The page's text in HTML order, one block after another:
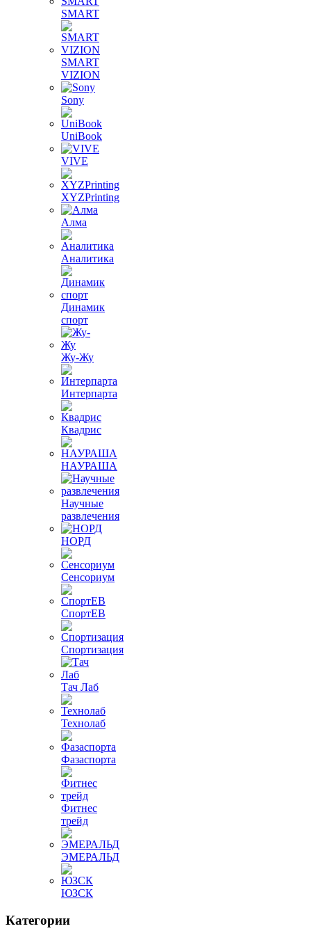
SMART
SMART
VIZION
Sony
UniBook
VIVE
XYZPrinting
Алма
Аналитика
Динамик
спорт
Жу-Жу
Интерпарта
Квадрис
НАУРАША
Научные
развлечения
НОРД
Сенсориум
СпортЕВ
Спортизация
Тач Лаб
Технолаб
Фазаспорта
Фитнес
трейд
ЭМЕРАЛЬД
ЮЗСК
Категории